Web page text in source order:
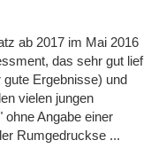
ab 2017 im Mai 2016
das sehr gut lief
Ergebnisse) und
vielen jungen
Angabe einer
Rumgedruckse ...